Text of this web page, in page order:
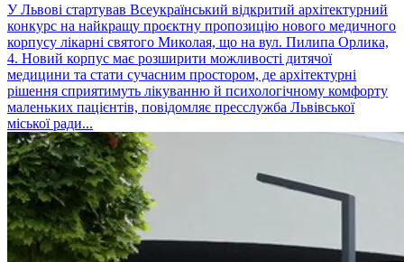
У Львові стартував Всеукраїнський відкритий архітектурний
конкурс на найкращу проєктну пропозицію нового медичного
корпусу лікарні святого Миколая, що на вул. Пилипа Орлика,
4. Новий корпус має розширити можливості дитячої
медицини та стати сучасним простором, де архітектурні
рішення сприятимуть лікуванню й психологічному комфорту
маленьких пацієнтів, повідомляє пресслужба Львівської
міської ради...